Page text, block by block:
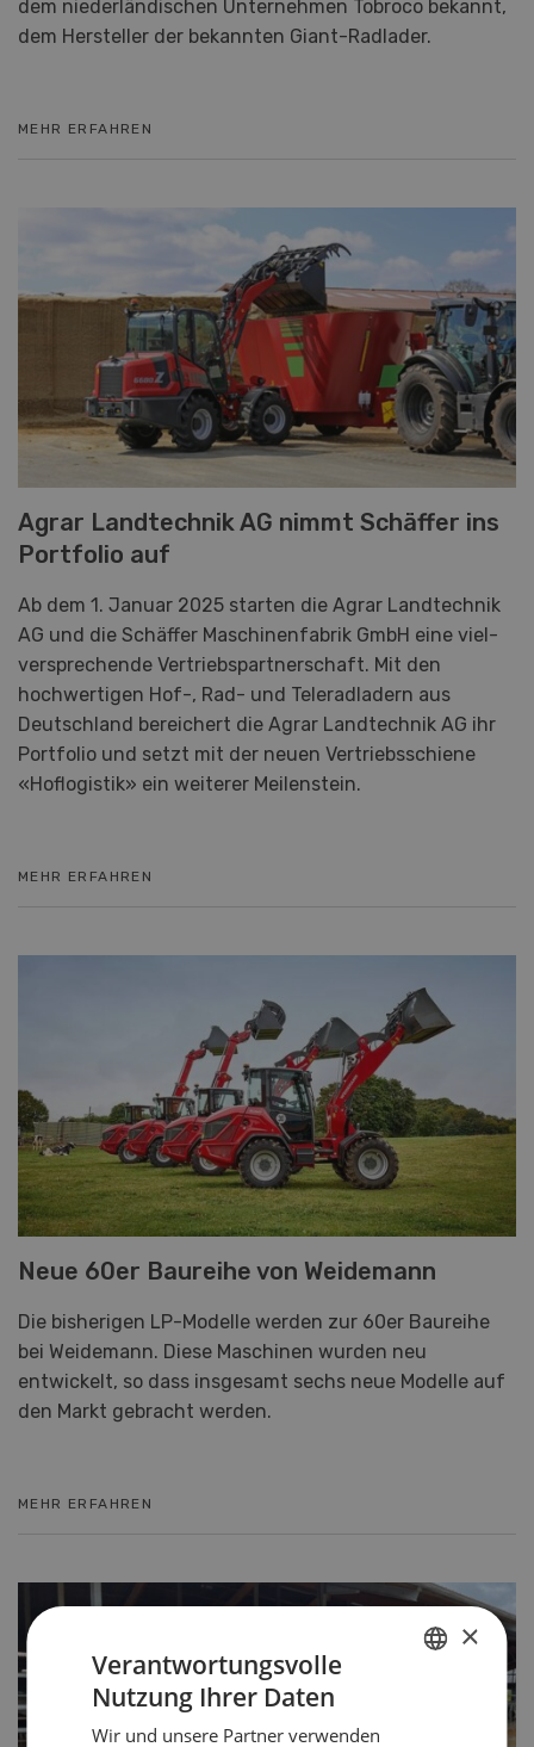
dem niederländischen Unternehmen Tobroco bekannt,
dem Hersteller der bekannten Giant-Radlader.
MEHR ERFAHREN
Agrar Landtechnik AG nimmt Schäffer ins
Portfolio auf
Ab dem 1. Januar 2025 starten die Agrar Landtechnik
AG und die Schäffer Maschinenfabrik GmbH eine viel-
versprechende Vertriebspartnerschaft. Mit den
hochwertigen Hof-, Rad- und Teleradladern aus
Deutschland bereichert die Agrar Landtechnik AG ihr
Portfolio und setzt mit der neuen Vertriebsschiene
«Hoflogistik» ein weiterer Meilenstein.
MEHR ERFAHREN
Neue 60er Baureihe von Weidemann
Die bisherigen LP-Modelle werden zur 60er Baureihe
bei Weidemann. Diese Maschinen wurden neu
entwickelt, so dass insgesamt sechs neue Modelle auf
den Markt gebracht werden.
MEHR ERFAHREN
×
Verantwortungsvolle
Nutzung Ihrer Daten
Wir und unsere Partner verwenden